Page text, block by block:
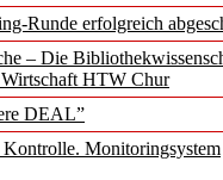
Runde erfolgreich
– Die
HTW Chur
DEAL”
Monitoringsystem
(August
von